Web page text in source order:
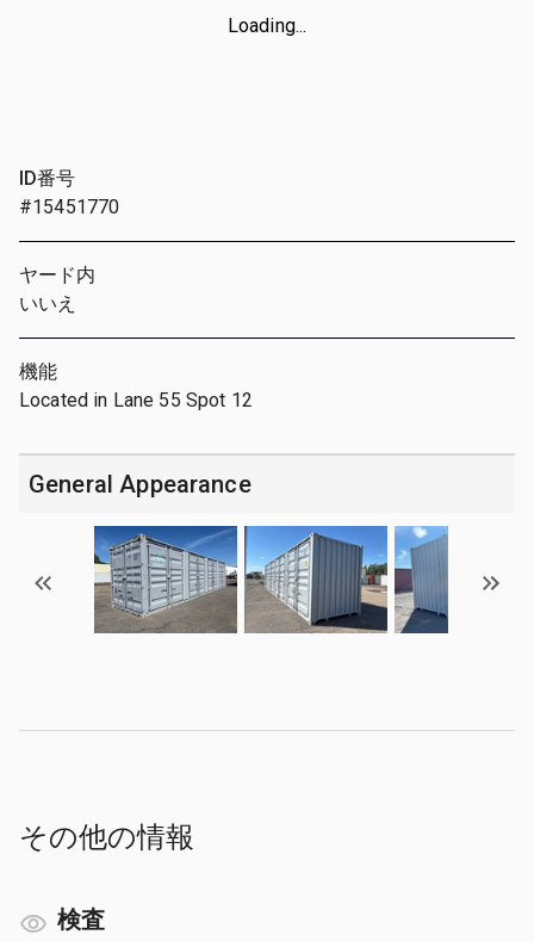
Loading...
ID番号
#15451770
ヤード内
いいえ
機能
Located in Lane 55 Spot 12
General Appearance
その他の情報
検査